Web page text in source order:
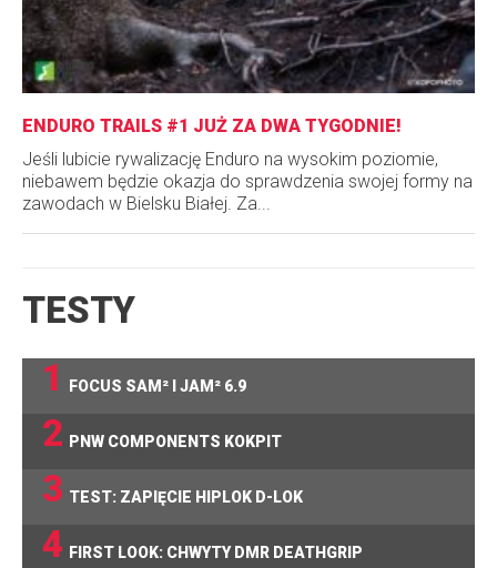
ENDURO TRAILS #1 JUŻ ZA DWA TYGODNIE!
Jeśli lubicie rywalizację Enduro na wysokim poziomie,
niebawem będzie okazja do sprawdzenia swojej formy na
zawodach w Bielsku Białej. Za...
TESTY
1
FOCUS SAM² I JAM² 6.9
2 PNW COMPONENTS KOKPIT
3 TEST: ZAPIĘCIE HIPLOK D-LOK
4 FIRST LOOK: CHWYTY DMR DEATHGRIP